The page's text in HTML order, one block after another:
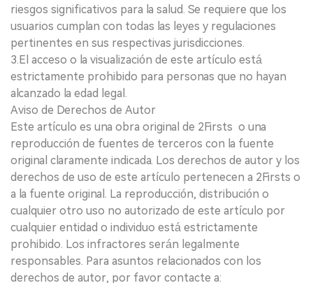
riesgos significativos para la salud. Se requiere que los
usuarios cumplan con todas las leyes y regulaciones
pertinentes en sus respectivas jurisdicciones.
3.El acceso o la visualización de este artículo está
estrictamente prohibido para personas que no hayan
alcanzado la edad legal.
Aviso de Derechos de Autor
Este artículo es una obra original de 2Firsts o una
reproducción de fuentes de terceros con la fuente
original claramente indicada. Los derechos de autor y los
derechos de uso de este artículo pertenecen a 2Firsts o
a la fuente original. La reproducción, distribución o
cualquier otro uso no autorizado de este artículo por
cualquier entidad o individuo está estrictamente
prohibido. Los infractores serán legalmente
responsables. Para asuntos relacionados con los
derechos de autor, por favor contacte a: